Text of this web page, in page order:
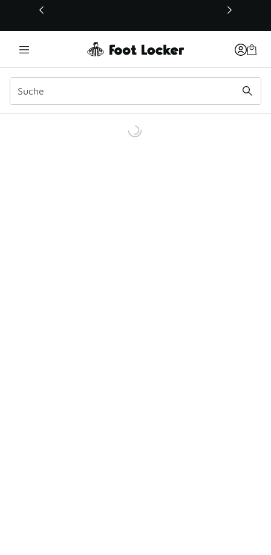
Dieser Link öffnet sich in einem neuen Fenster